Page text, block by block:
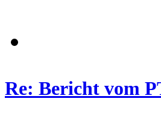
Re: Bericht vom